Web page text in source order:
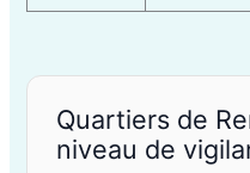
Quartiers de
niveau de